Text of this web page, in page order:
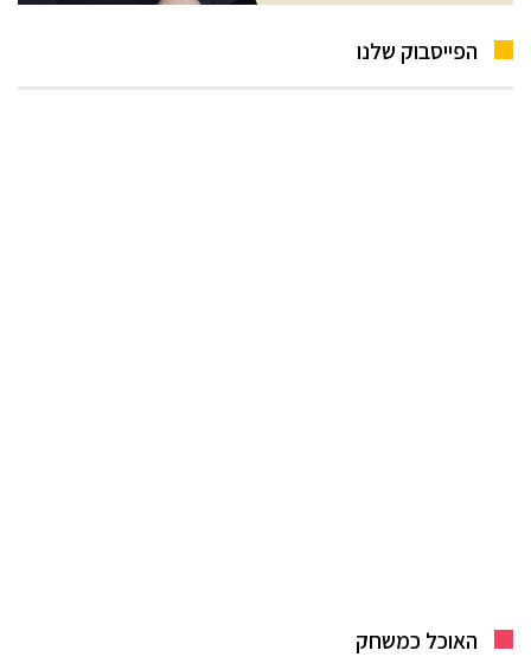
הפייסבוק שלנו
האוכל כמשחק